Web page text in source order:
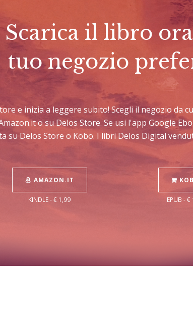
Scarica il libro
tuo negozio
e inizia a leggere subito! Scegli il negozio da
o su Delos Store. Se usi l'app Google
su Delos Store o Kobo. I libri Delos Digital
AMAZON.IT
KINDLE - € 1,99 EPUB - €